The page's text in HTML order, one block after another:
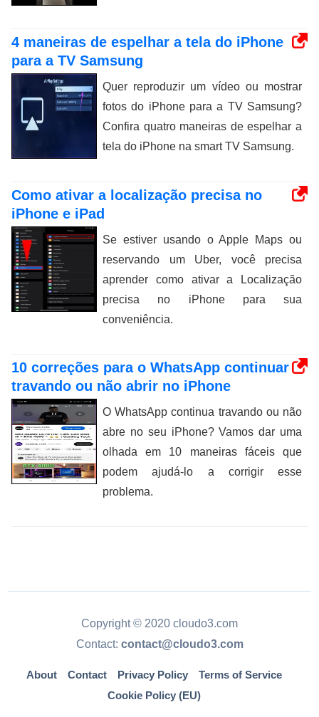
4 maneiras de espelhar a tela do iPhone
para a TV Samsung
Quer reproduzir um vídeo ou mostrar
fotos do iPhone para a TV Samsung?
Confira quatro maneiras de espelhar a
tela do iPhone na smart TV Samsung.
Como ativar a localização precisa no
iPhone e iPad
Se estiver usando o Apple Maps ou
reservando um Uber, você precisa
aprender como ativar a Localização
precisa no iPhone para sua
conveniência.
10 correções para o WhatsApp continuar
travando ou não abrir no iPhone
O WhatsApp continua travando ou não
abre no seu iPhone? Vamos dar uma
olhada em 10 maneiras fáceis que
podem ajudá-lo a corrigir esse
problema.
Copyright © 2020 cloudo3.com
Contact: contact@cloudo3.com
About Contact Privacy Policy
Terms of Service
Cookie Policy (EU)